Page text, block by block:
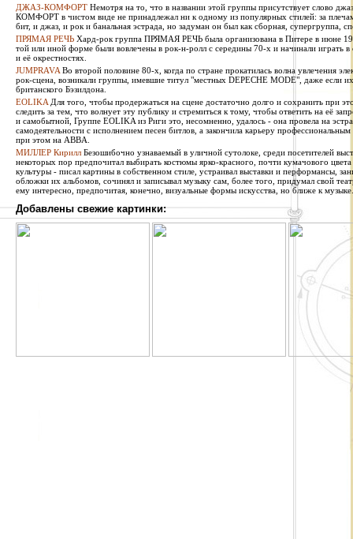
ДЖАЗ-КОМФОРТ Немотря на то, что в названии этой группы присутствует слово
КОМФОРТ в чистом виде не принадлежал ни к одному из популярных стилей: за
бит, и джаз, и рок и банальная эстрада, но задуман он был как сборная, супергруппа,
ПРЯМАЯ РЕЧЬ Хард-рок группа ПРЯМАЯ РЕЧЬ была организована в Питере в июне
той или иной форме были вовлечены в рок-н-ролл с середины 70-х и начинали играть
и её окрестностях.
JUMPRAVA Во второй половине 80-х, когда по стране прокатилась волна увлечения
рок-сцена, возникали группы, имевшие титул "местных DEPECHE MODE", даже если
британского Бэзилдона.
EOLIKA Для того, чтобы продержаться на сцене достаточно долго и сохранить при
следить за тем, что волнует эту публику и стремиться к тому, чтобы ответить на её
и самобытной, Группе EOLIKA из Риги это, несомненно, удалось - она провела на
самодеятельности с исполнением песен битлов, а закончила карьеру
при этом на ABBA.
МИЛЛЕР Кирилл Безошибочно узнаваемый в уличной сутолоке, среди посетителей
некоторых пор предпочитал выбирать костюмы ярко-красного, почти кумачового
культуры - писал картины в собственном стиле, устраивал выставки и перформансы,
обложки их альбомов, сочинял и записывал музыку сам, более того, придумал свой
ему интересно, предпочитая, конечно, визуальные формы искусства, но ближе к музыке.
Добавлены свежие картинки: